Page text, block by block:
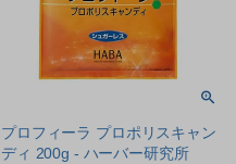
プロフィーラ プロポリスキャン
ディ 200g - ハーバー研究所